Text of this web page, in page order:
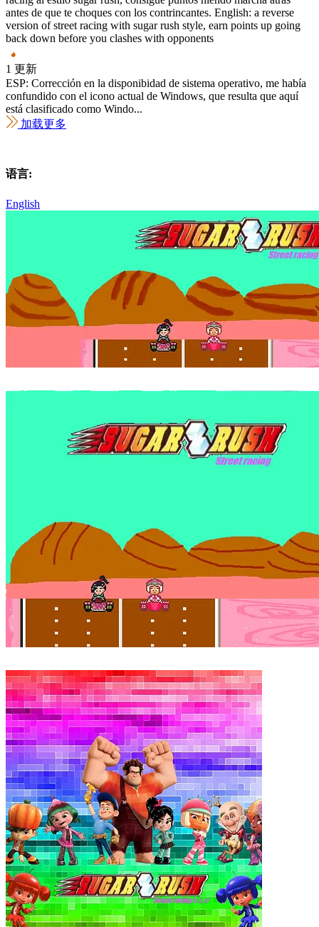
antes de que te choques con los contrincantes. English: a reverse
version of street racing with sugar rush style, earn points up going
back down before you clashes with opponents
1 更新
ESP: Corrección en la disponibidad de sistema operativo, me había
confundido con el icono actual de Windows, que resulta que aquí
está clasificado como Windo...
加载更多
语言:
English